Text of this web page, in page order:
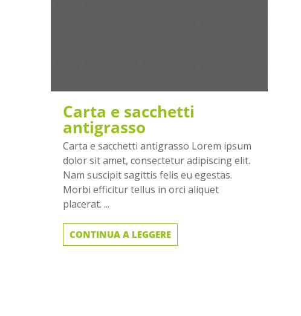
Carta e sacchetti
antigrasso
Carta e sacchetti antigrasso Lorem ipsum
dolor sit amet, consectetur adipiscing elit.
Nam suscipit sagittis felis eu egestas.
Morbi efficitur tellus in orci aliquet
placerat. ...
CONTINUA A LEGGERE